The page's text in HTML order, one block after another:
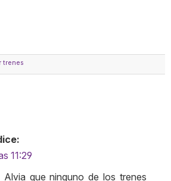
trenes
11:29
que ninguno de los trenes